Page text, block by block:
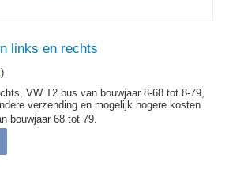
links en rechts
VW T2 bus van bouwjaar 8-68 tot 8-79,
verzending en mogelijk hogere kosten
bouwjaar 68 tot 79.